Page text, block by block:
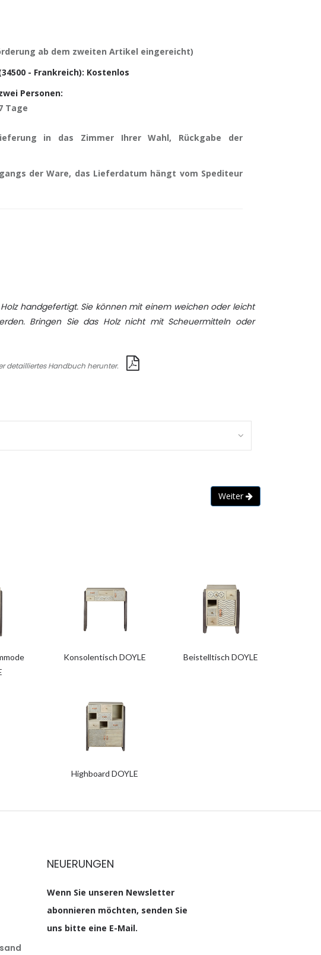
ab dem zweiten Artikel eingereicht)
- Frankreich): Kostenlos
Personen:
Tage
in das Zimmer Ihrer Wahl, Rückgabe der
der Ware, das Lieferdatum hängt vom Spediteur
handgefertigt. Sie können mit einem weichen oder leicht
Bringen Sie das Holz nicht mit Scheuermitteln oder
detailliertes Handbuch herunter.
Weiter
Konsolentisch DOYLE Beistelltisch DOYLE
Highboard DOYLE
NEUERUNGEN
Wenn Sie unseren Newsletter
abonnieren möchten, senden Sie
uns bitte eine E-Mail.